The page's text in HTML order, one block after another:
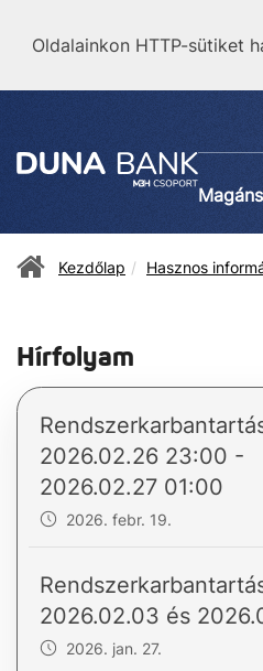
Oldalainkon HTTP-sütiket
Kezdőlap Hasznos
Hírfolyam
2026.02.26 23:00 -
2026.02.27 01:00
2026. febr. 19.
2026.02.03 és
2026. jan. 27.